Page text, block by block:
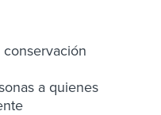
a quienes